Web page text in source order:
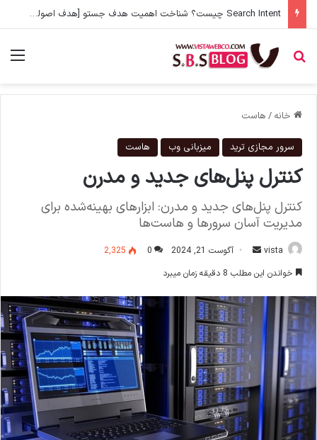
Search Intent چیست؟ شناخت اهمیت هدف جستو [هدف اصولی محتوا]
جستجو برای
خانه / هاست
سرور مجازی ترید میزبانی وب هاست
کنترل پنل‌های جدید و مدرن
کنترل پنل‌های جدید و مدرن: ابزارهای بهینه‌شده برای
مدیریت آسان سرورها و هاست‌ها
vista
ا
ل
ا
ی
ی
ل
آگوست 21, 2024 0
2,325
خواندن این مطلب 8 دقیقه زمان میبرد